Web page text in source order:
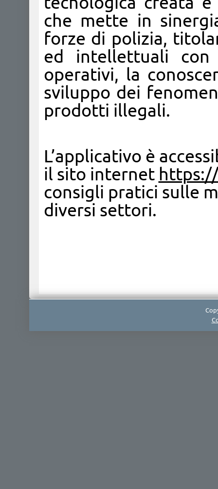
che mette in
forze di polizia,
ed intellettuali
operativi, la
sviluppo dei
prodotti illegali.
L’applicativo è
il sito internet
consigli pratici sulle
diversi settori.